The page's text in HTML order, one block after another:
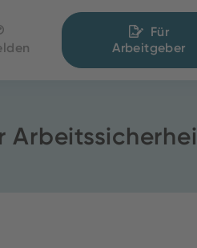
Für
Arbeitgeber